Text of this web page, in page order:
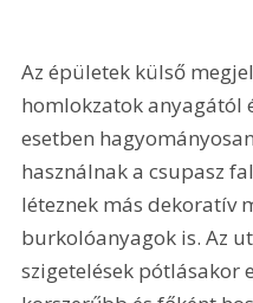
Az épületek külső
homlokzatok anyagától
esetben
használnak a csupasz
léteznek más dekoratív
burkolóanyagok is. Az
szigetelések pótlásakor